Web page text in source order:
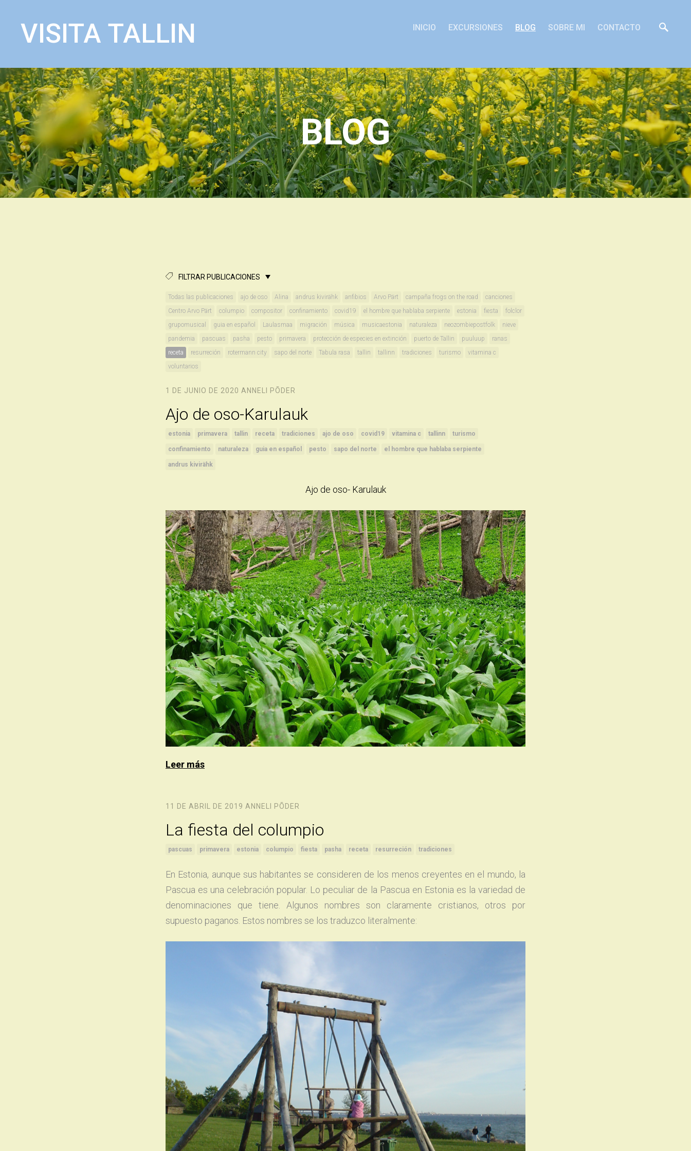
VISITA TALLIN INICIO EXCURSIONES BLOG SOBRE MI CONTACTO
BLOG
FILTRAR PUBLICACIONES
Todas las publicaciones ajo de oso Alina andrus kivirähk anfibios Arvo Pärt campaña frogs on the road
canciones
Centro Arvo Pärt
columpio compositor confinamiento covid19 el hombre que hablaba serpiente estonia fiesta
folclor
grupomusical
guia en español Laulasmaa migración música musicaestonia naturaleza neozombiepostfolk
nieve
pandemia
pascuas pasha pesto primavera protección de especies en extinción puerto de Tallin puuluup
ranas
receta
resurreción rotermann city sapo del norte Tabula rasa tallin tallinn tradiciones turismo
vitamina c
voluntarios
1 DE JUNIO DE 2020 ANNELI PÕDER
Ajo de oso-Karulauk
estonia primavera tallin receta tradiciones ajo de oso covid19 vitamina c tallinn turismo
confinamiento naturaleza guia en español pesto sapo del norte el hombre que hablaba serpiente
andrus kivirähk
Ajo de oso- Karulauk
Leer más
11 DE ABRIL DE 2019 ANNELI PÕDER
La fiesta del columpio
pascuas primavera estonia columpio fiesta pasha receta resurreción tradiciones
En Estonia, aunque sus habitantes se consideren de los menos creyentes en el mundo, la
Pascua es una celebración popular. Lo peculiar de la Pascua en Estonia es la variedad de
denominaciones que tiene. Algunos nombres son claramente cristianos, otros por
supuesto paganos. Estos nombres se los traduzco literalmente: